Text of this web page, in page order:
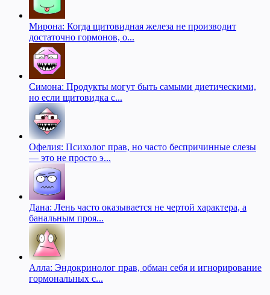
Мирона: Когда щитовидная железа не производит
достаточно гормонов, о...
Симона: Продукты могут быть самыми диетическими,
но если щитовидка с...
Офелия: Психолог прав, но часто беспричинные слезы
— это не просто э...
Дана: Лень часто оказывается не чертой характера, а
банальным проя...
Алла: Эндокринолог прав, обман себя и игнорирование
гормональных с...